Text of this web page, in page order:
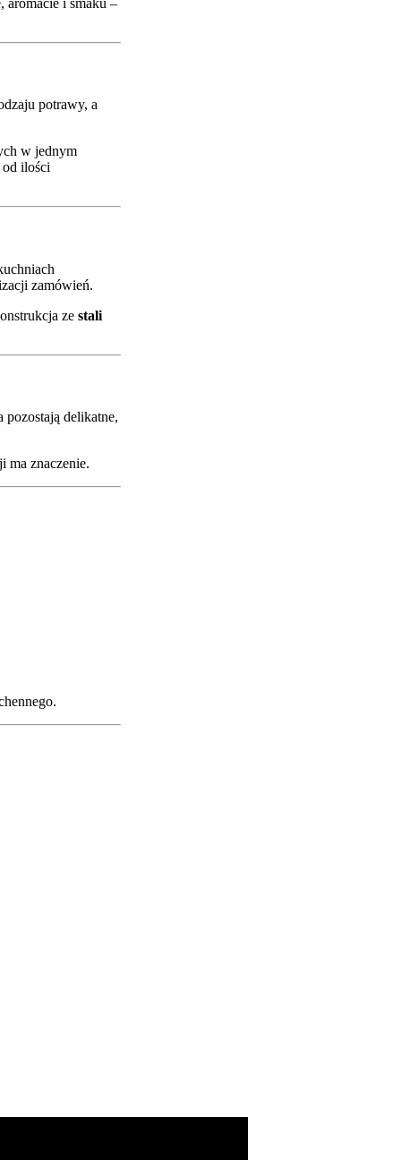
aromacie i smaku –
potrawy, a
w jednym
od ilości
zamówień.
ze stali
pozostają delikatne,
ma znaczenie.